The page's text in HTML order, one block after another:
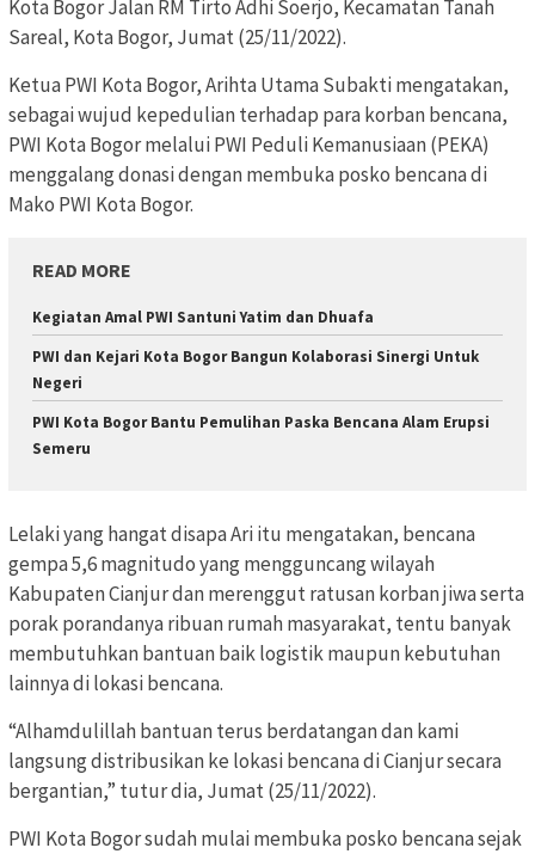
Kota Bogor Jalan RM Tirto Adhi Soerjo, Kecamatan Tanah
Sareal, Kota Bogor, Jumat (25/11/2022).
Ketua PWI Kota Bogor, Arihta Utama Subakti mengatakan,
sebagai wujud kepedulian terhadap para korban bencana,
PWI Kota Bogor melalui PWI Peduli Kemanusiaan (PEKA)
menggalang donasi dengan membuka posko bencana di
Mako PWI Kota Bogor.
READ MORE
Kegiatan Amal PWI Santuni Yatim dan Dhuafa
PWI dan Kejari Kota Bogor Bangun Kolaborasi Sinergi Untuk
Negeri
PWI Kota Bogor Bantu Pemulihan Paska Bencana Alam Erupsi
Semeru
Lelaki yang hangat disapa Ari itu mengatakan, bencana
gempa 5,6 magnitudo yang mengguncang wilayah
Kabupaten Cianjur dan merenggut ratusan korban jiwa serta
porak porandanya ribuan rumah masyarakat, tentu banyak
membutuhkan bantuan baik logistik maupun kebutuhan
lainnya di lokasi bencana.
“Alhamdulillah bantuan terus berdatangan dan kami
langsung distribusikan ke lokasi bencana di Cianjur secara
bergantian,” tutur dia, Jumat (25/11/2022).
PWI Kota Bogor sudah mulai membuka posko bencana sejak